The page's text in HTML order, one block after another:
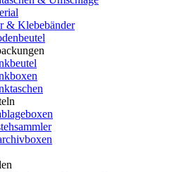
& Klebebänder